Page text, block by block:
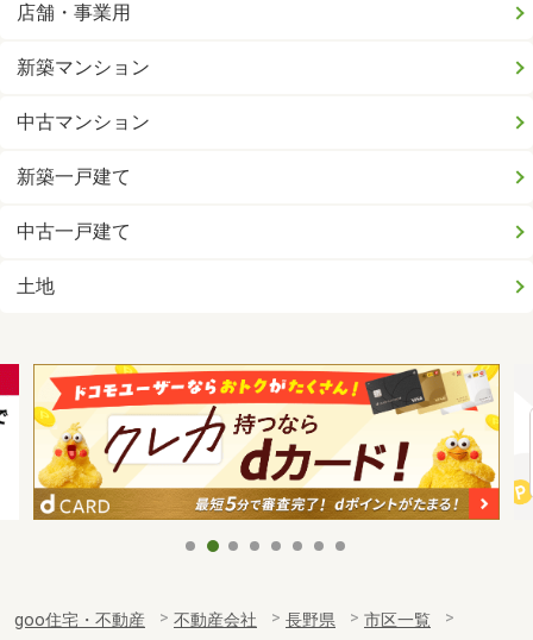
店舗・事業用
新築マンション
中古マンション
新築一戸建て
中古一戸建て
土地
goo住宅・不動産 不動産会社 長野県
市区一覧